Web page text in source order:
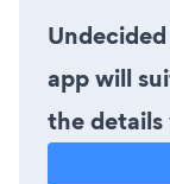
app will
the details